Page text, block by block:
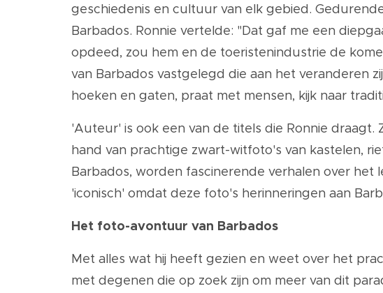
geschiedenis en cultuur van elk gebied.
Barbados. Ronnie vertelde: "Dat gaf me een
opdeed, zou hem en de toeristenindustrie de
van Barbados vastgelegd die aan het veranderen
hoeken en gaten, praat met mensen, kijk naar
'Auteur' is ook een van de titels die Ronnie draagt.
hand van prachtige zwart-witfoto's van kastelen,
Barbados, worden fascinerende verhalen over het
'iconisch' omdat deze foto's herinneringen aan
Het foto-avontuur van Barbados
Met alles wat hij heeft gezien en weet over het
met degenen die op zoek zijn om meer van dit